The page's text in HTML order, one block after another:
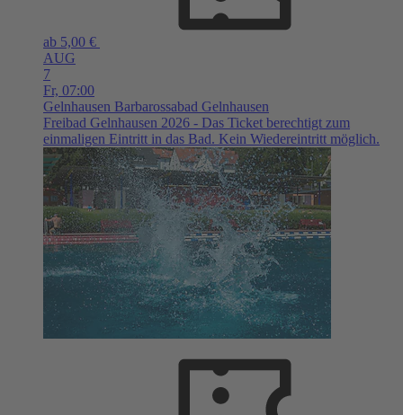
ab 5,00 €
AUG
7
Fr, 07:00
Gelnhausen Barbarossabad Gelnhausen
Freibad Gelnhausen 2026 - Das Ticket berechtigt zum
einmaligen Eintritt in das Bad. Kein Wiedereintritt möglich.